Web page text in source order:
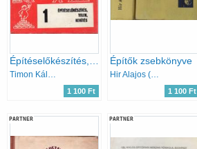
Timon Kálmán
1 100 Ft
Építők zsebkönyve
Hir Alajos (szerk.)
1 100 Ft
PARTNER PARTNER